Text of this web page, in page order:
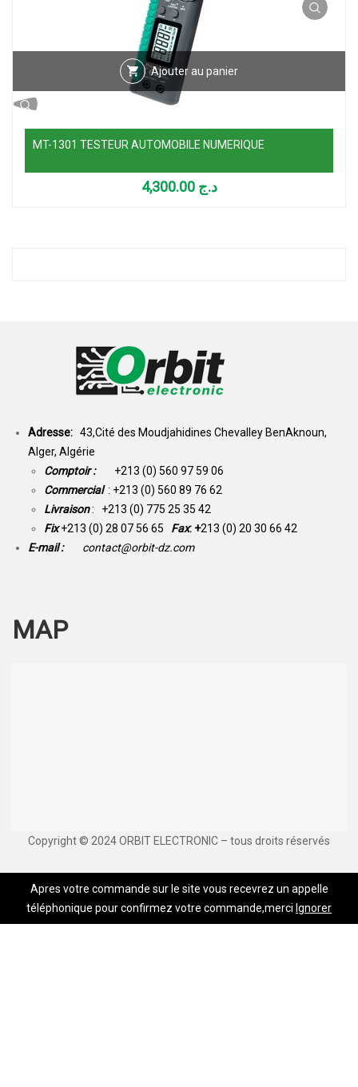
Ajouter au panier
MT-1301 TESTEUR AUTOMOBILE NUMERIQUE
د.ج 4,300.00
Adresse: 43,Cité des Moudjahidines Chevalley BenAknoun,
Alger, Algérie
Comptoir : +213 (0) 560 97 59 06
Commercial : +213 (0) 560 89 76 62
Livraison: +213 (0) 775 25 35 42
Fix +213 (0) 28 07 56 65 Fax: +213 (0) 20 30 66 42
E-mail :
contact@orbit-dz.com
MAP
Copyright © 2024 ORBIT ELECTRONIC – tous droits réservés
Apres votre commande sur le site vous recevrez un appelle
téléphonique pour confirmez votre commande,merci Ignorer